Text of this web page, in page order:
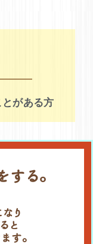
がある方
する。
り
と
す。